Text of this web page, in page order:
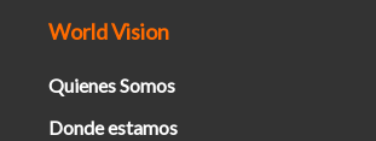
World Vision
Quienes Somos
Donde estamos